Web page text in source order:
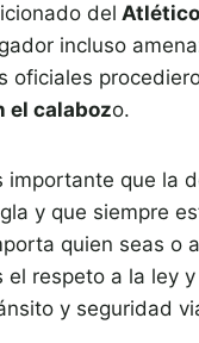
del
incluso
oficiales
el calabozo.
importante que la
y que siempre
quien seas o
el respeto a la ley
y seguridad